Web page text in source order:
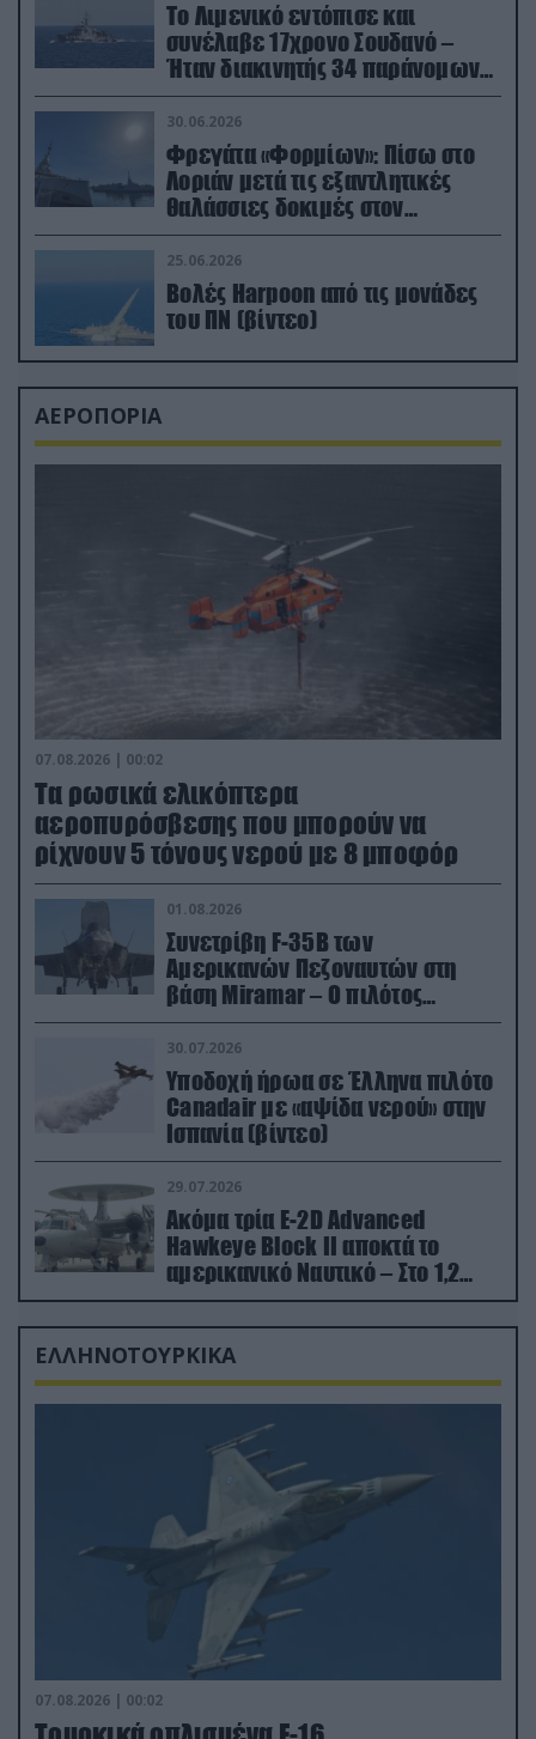
Το Λιμενικό εντόπισε και
συνέλαβε 17χρονο Σουδανό –
Ήταν διακινητής 34 παράνομων
μεταναστών
30.06.2026
Φρεγάτα «Φορμίων»: Πίσω στο
Λοριάν μετά τις εξαντλητικές
θαλάσσιες δοκιμές στον
απαιτητικό Βισκαϊκό
25.06.2026
Βολές Harpoon από τις μονάδες
του ΠΝ (βίντεο)
ΑΕΡΟΠΟΡΙΑ
07.08.2026 | 00:02
Τα ρωσικά ελικόπτερα
αεροπυρόσβεσης που μπορούν να
ρίχνουν 5 τόνους νερού με 8 μποφόρ
01.08.2026
Συνετρίβη F-35B των
Αμερικανών Πεζοναυτών στη
βάση Miramar – Ο πιλότος
εκτινάχθηκε εγκαίρως
30.07.2026
Υποδοχή ήρωα σε Έλληνα πιλότο
Canadair με «αψίδα νερού» στην
Ισπανία (βίντεο)
29.07.2026
Ακόμα τρία E-2D Advanced
Hawkeye Block II αποκτά το
αμερικανικό Ναυτικό – Στο 1,2
δισ.δολάρια το κόστος
ΕΛΛΗΝΟΤΟΥΡΚΙΚΑ
07.08.2026 | 00:02